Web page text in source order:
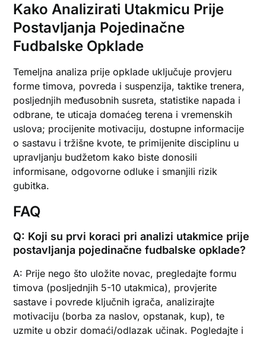
Kako Analizirati Utakmicu Prije
Postavljanja Pojedinačne
Fudbalske Opklade
Temeljna analiza prije opklade uključuje provjeru
forme timova, povreda i suspenzija, taktike trenera,
posljednjih međusobnih susreta, statistike napada i
odbrane, te uticaja domaćeg terena i vremenskih
uslova; procijenite motivaciju, dostupne informacije
o sastavu i tržišne kvote, te primijenite disciplinu u
upravljanju budžetom kako biste donosili
informisane, odgovorne odluke i smanjili rizik
gubitka.
FAQ
Q: Koji su prvi koraci pri analizi utakmice prije
postavljanja pojedinačne fudbalske opklade?
A: Prije nego što uložite novac, pregledajte formu
timova (posljednjih 5-10 utakmica), provjerite
sastave i povrede ključnih igrača, analizirajte
motivaciju (borba za naslov, opstanak, kup), te
uzmite u obzir domaći/odlazak učinak. Pogledajte i